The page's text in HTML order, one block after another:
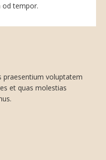
od tempor.
praesentium voluptatem
et quas molestias